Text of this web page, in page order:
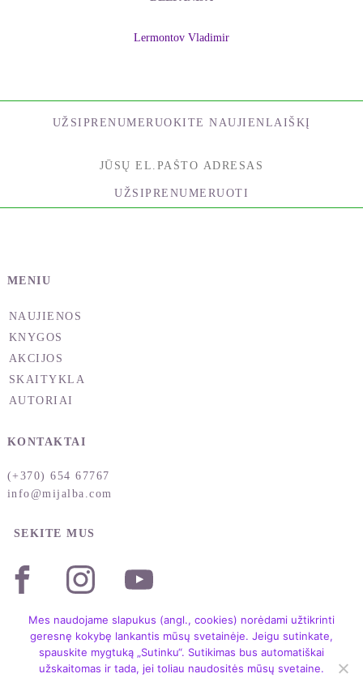
Lermontov Vladimir
UŽSIPRENUMERUOKITE NAUJIENLAIŠKĮ
UŽSIPRENUMERUOTI
MENIU
NAUJIENOS
KNYGOS
AKCIJOS
SKAITYKLA
AUTORIAI
KONTAKTAI
(+370) 654 67767
info@mijalba.com
SEKITE MUS
Mes naudojame slapukus (angl., cookies) norėdami užtikrinti
geresnę kokybę lankantis mūsų svetainėje. Jeigu sutinkate,
spauskite mygtuką „Sutinku“. Sutikimas bus automatiškai
užskaitomas ir tada, jei toliau naudositės mūsų svetaine.